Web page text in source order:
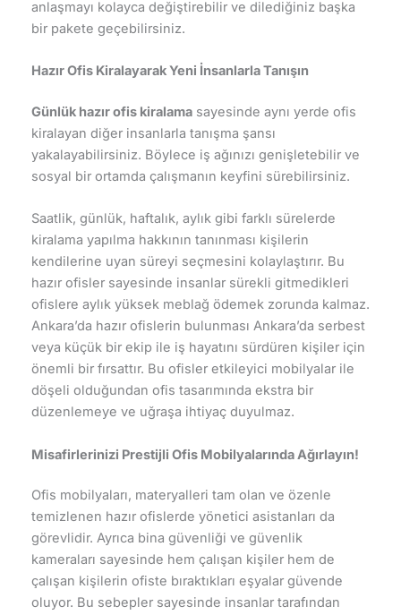
anlaşmayı kolayca değiştirebilir ve dilediğiniz başka
bir pakete geçebilirsiniz.
Hazır Ofis Kiralayarak Yeni İnsanlarla Tanışın
Günlük hazır ofis kiralamasayesinde aynı yerde ofis
kiralayan diğer insanlarla tanışma şansı
yakalayabilirsiniz. Böylece iş ağınızı genişletebilir ve
sosyal bir ortamda çalışmanın keyfini sürebilirsiniz.
Saatlik, günlük, haftalık, aylık gibi farklı sürelerde
kiralama yapılma hakkının tanınması kişilerin
kendilerine uyan süreyi seçmesini kolaylaştırır. Bu
hazır ofisler sayesinde insanlar sürekli gitmedikleri
ofislere aylık yüksek meblağ ödemek zorunda kalmaz.
Ankara’da hazır ofislerin bulunması Ankara’da serbest
veya küçük bir ekip ile iş hayatını sürdüren kişiler için
önemli bir fırsattır. Bu ofisler etkileyici mobilyalar ile
döşeli olduğundan ofis tasarımında ekstra bir
düzenlemeye ve uğraşa ihtiyaç duyulmaz.
Misafirlerinizi Prestijli Ofis Mobilyalarında Ağırlayın!
Ofis mobilyaları, materyalleri tam olan ve özenle
temizlenen hazır ofislerde yönetici asistanları da
görevlidir. Ayrıca bina güvenliği ve güvenlik
kameraları sayesinde hem çalışan kişiler hem de
çalışan kişilerin ofiste bıraktıkları eşyalar güvende
oluyor. Bu sebepler sayesinde insanlar tarafından